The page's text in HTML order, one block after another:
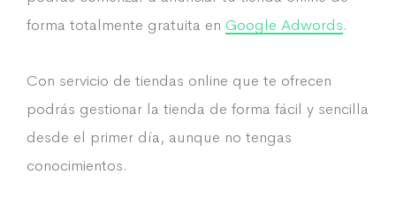
forma totalmente gratuita en Google Adwords.
Con servicio de tiendas online que te ofrecen
podrás gestionar la tienda de forma fácil y sencilla
desde el primer día, aunque no tengas
conocimientos.